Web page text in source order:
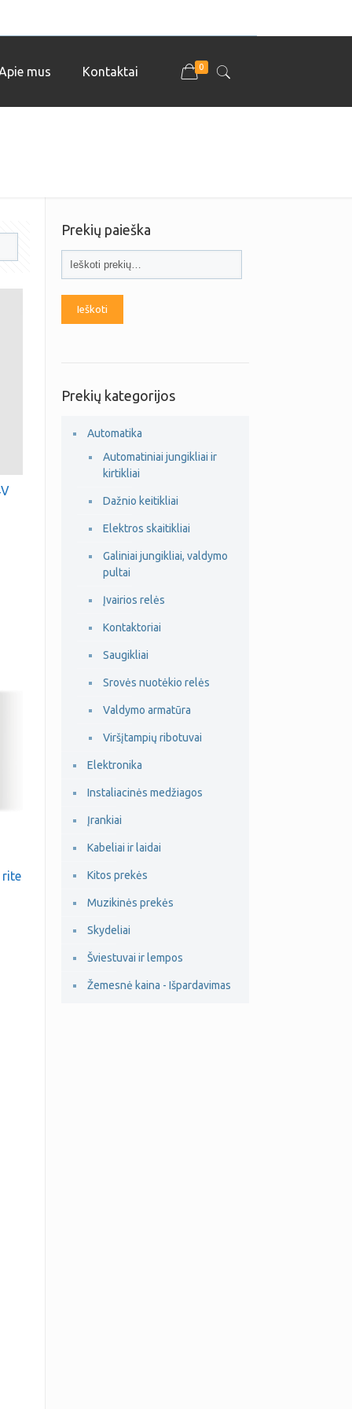
mus Kontaktai 0
rite
Prekių paieška
Ieškoti
Prekių kategorijos
Automatika
Automatiniai jungikliai ir
kirtikliai
Dažnio keitikliai
Elektros skaitikliai
Galiniai jungikliai, valdymo
pultai
Įvairios relės
Kontaktoriai
Saugikliai
Srovės nuotėkio relės
Valdymo armatūra
Viršįtampių ribotuvai
Elektronika
Instaliacinės medžiagos
Įrankiai
Kabeliai ir laidai
Kitos prekės
Muzikinės prekės
Skydeliai
Šviestuvai ir lempos
Žemesnė kaina - Išpardavimas